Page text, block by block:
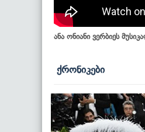
ანა ონიანი ვერბიეს
ქრონიკები